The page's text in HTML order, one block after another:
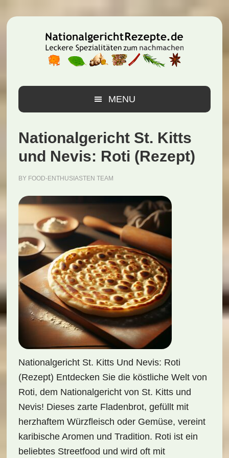
Hauptnavigation
Inhalt
Seitenspalte
MENU
Nationalgericht St. Kitts
und Nevis: Roti (Rezept)
BY FOOD-ENTHUSIASTEN TEAM
Nationalgericht St. Kitts Und Nevis: Roti
(Rezept) Entdecken Sie die köstliche Welt von
Roti, dem Nationalgericht von St. Kitts und
Nevis! Dieses zarte Fladenbrot, gefüllt mit
herzhaftem Würzfleisch oder Gemüse, vereint
karibische Aromen und Tradition. Roti ist ein
beliebtes Streetfood und wird oft mit